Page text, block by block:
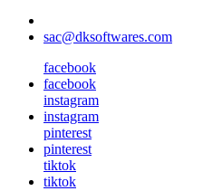
sac@dksoftwares.com
facebook
facebook
instagram
instagram
pinterest
pinterest
tiktok
tiktok